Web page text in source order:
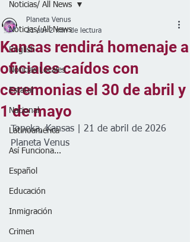
Noticias/ All News
English
Noticias Locales
Estatal
Nacional
Latinoamérica
Así Funciona...
Español
Educación
Inmigración
Crimen
Noticias/ All News
Kansas rendirá homenaje a
oficiales caídos con
ceremonias el 30 de abril y
1 de mayo
Planeta Venus
21 abr 2 min de lectura
Topeka, Kansas | 21 de abril de 2026
Planeta Venus